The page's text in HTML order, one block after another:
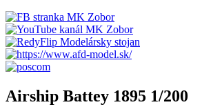
Airship Battey 1895 1/200